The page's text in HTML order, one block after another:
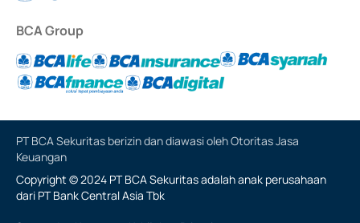
BCA Group
PT BCA Sekuritas berizin dan diawasi oleh Otoritas Jasa
Keuangan
Copyright © 2024 PT BCA Sekuritas adalah anak perusahaan
dari PT Bank Central Asia Tbk